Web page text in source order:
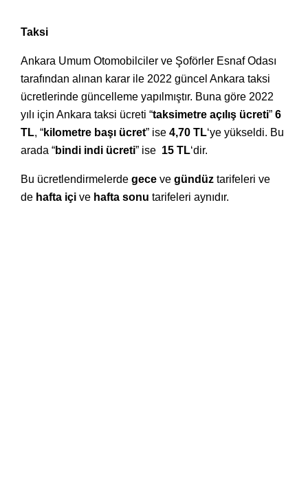
Taksi
Ankara Umum Otomobilciler ve Şoförler Esnaf Odası
tarafından alınan karar ile 2022 güncel Ankara taksi
ücretlerinde güncelleme yapılmıştır. Buna göre 2022
yılı için Ankara taksi ücreti “taksimetre açılış ücreti” 6
TL, “kilometre başı ücret” ise 4,70 TL‘ye yükseldi. Bu
arada “bindi indi ücreti” ise 15 TL‘dir.
Bu ücretlendirmelerde gece ve gündüz tarifeleri ve
de hafta içi ve hafta sonu tarifeleri aynıdır.